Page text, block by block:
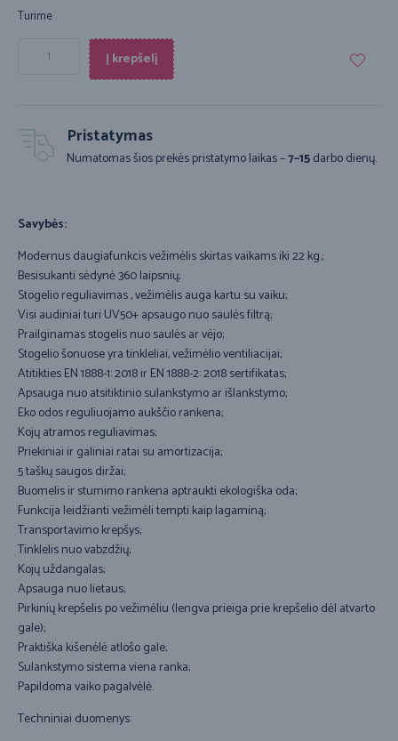
Turime
Į krepšelį
Pristatymas
Numatomas šios prekės pristatymo laikas –7–15darbo dienų.
Savybės:
Modernus daugiafunkcis vežimėlis skirtas vaikams iki 22 kg.;
Besisukanti sėdynė 360 laipsnių;
Stogelio reguliavimas , vežimėlis auga kartu su vaiku;
Visi audiniai turi UV50+ apsaugo nuo saulės filtrą;
Prailginamas stogelis nuo saulės ar vėjo;
Stogelio šonuose yra tinkleliai, vežimėlio ventiliacijai;
Atitikties EN 1888-1: 2018 ir EN 1888-2: 2018 sertifikatas;
Apsauga nuo atsitiktinio sulankstymo ar išlankstymo;
Eko odos reguliuojamo aukščio rankena;
Kojų atramos reguliavimas;
Priekiniai ir galiniai ratai su amortizacija;
5 taškų saugos diržai;
Buomelis ir stumimo rankena aptraukti ekologiška oda;
Funkcija leidžianti vežimėli tempti kaip lagaminą;
Transportavimo krepšys;
Tinklelis nuo vabzdžių;
Kojų uždangalas;
Apsauga nuo lietaus;
Pirkinių krepšelis po vežimėliu (lengva prieiga prie krepšelio dėl atvarto
gale);
Praktiška kišenėlė atlošo gale;
Sulankstymo sistema viena ranka;
Papildoma vaiko pagalvėlė.
Techniniai duomenys: